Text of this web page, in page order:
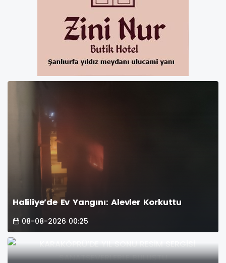
Haliliye’de Ev Yangını: Alevler Korkuttu
08-08-2026 00:25